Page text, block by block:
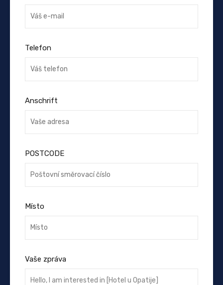
Telefon
Anschrift
POSTCODE
Místo
Vaše zpráva